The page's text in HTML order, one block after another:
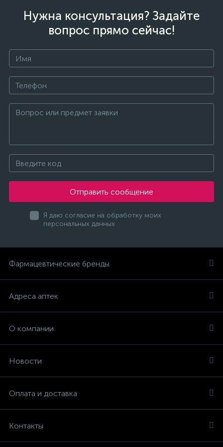
Нужна консультация? Задайте
вопрос прямо сейчас!
Отправить сообщение
Я даю согласие на обработку моих
персональных данных
Фармацевтические бренды
Адреса аптек
О компании
Новости
Оплата и доставка
Контакты